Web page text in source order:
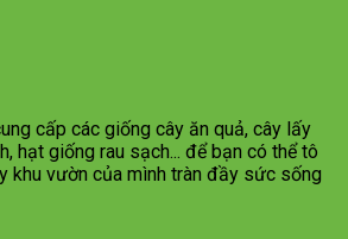
cấp các giống cây ăn quả, cây lấy
hạt giống rau sạch... để bạn có thể tô
khu vườn của mình tràn đầy sức sống